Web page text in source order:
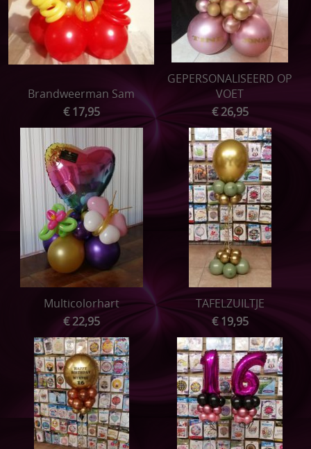
Brandweerman Sam
€ 17,95
GEPERSONALISEERD OP
VOET
€ 26,95
Multicolorhart
€ 22,95
TAFELZUILTJE
€ 19,95